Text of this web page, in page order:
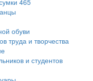
465
обуви
труда и творчества
и студентов